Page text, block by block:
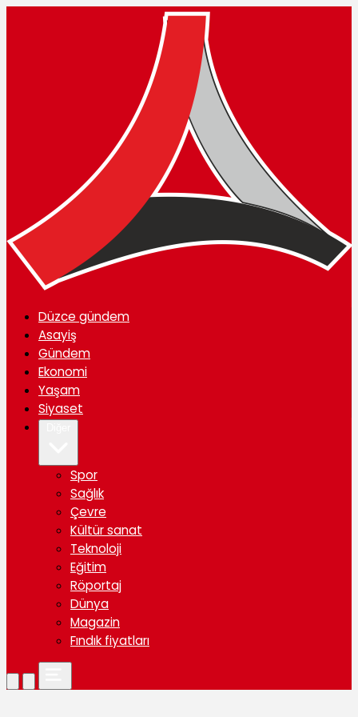
Düzce gündem
Asayiş
Gündem
Ekonomi
Yaşam
Siyaset
Spor
Sağlık
Çevre
Kültür sanat
Teknoloji
Eğitim
Röportaj
Dünya
Magazin
Fındık fiyatları